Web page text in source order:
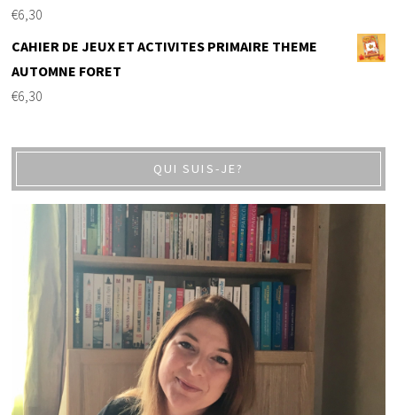
€6,30
CAHIER DE JEUX ET ACTIVITES PRIMAIRE THEME
AUTOMNE FORET
€6,30
QUI SUIS-JE?